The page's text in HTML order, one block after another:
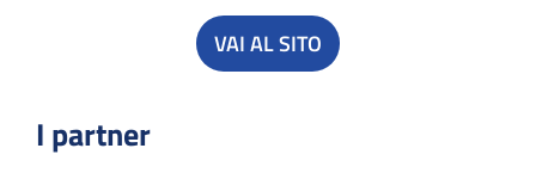
VAI AL SITO
I partner